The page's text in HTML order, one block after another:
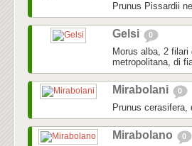
Prunus Pissardii
Gelsi 0
Morus alba, 2
metropolitana, di
Mirabolani 0
Prunus cerasifera,
Mirabolano 0